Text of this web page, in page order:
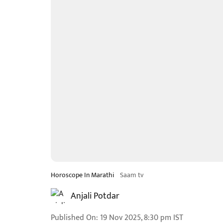
Horoscope In Marathi Saam tv
Anjali Potdar
Published On: 19 Nov 2025, 8:30 pm IST